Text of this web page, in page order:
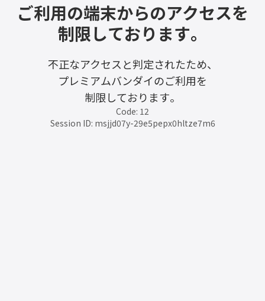
ご利用の端末からのアクセスを
制限しております。
不正なアクセスと判定されたため、
プレミアムバンダイのご利用を
制限しております。
Code: 12
Session ID: msjjd07y-29e5pepx0hltze7m6